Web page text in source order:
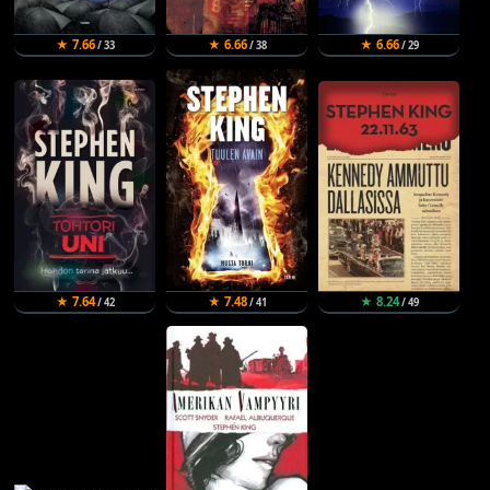
★ 7.66/ 33 ★ 6.66/ 38 ★ 6.66/ 29
★ 7.64/ 42 ★ 7.48/ 41 ★ 8.24/ 49